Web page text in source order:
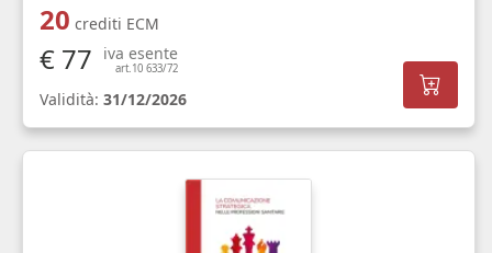
20 crediti ECM
€ 77 iva esente
art.10 633/72
Validità: 31/12/2026